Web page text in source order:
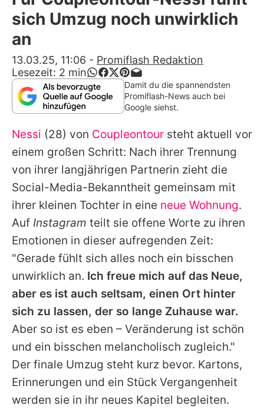
Alle Themen auf Promiflash
App runterladen
Team
Redaktionelle Richtlinien
Impressum
Datenschutzerklärung
Nutzungsbedingungen
Utiq verwalten
sich Umzug noch unwirklich
an
13.03.25, 11:06 - Promiflash Redaktion
Lesezeit: 2 min
Damit du die spannendsten
Promiflash-News auch bei
Google siehst.
Nessi (28) von Coupleontour steht aktuell vor
einem großen Schritt: Nach ihrer Trennung
von ihrer langjährigen Partnerin zieht die
Social-Media-Bekanntheit gemeinsam mit
ihrer kleinen Tochter in eine neue Wohnung.
Auf Instagram teilt sie offene Worte zu ihren
Emotionen in dieser aufregenden Zeit:
"Gerade fühlt sich alles noch ein bisschen
unwirklich an. Ich freue mich auf das Neue,
aber es ist auch seltsam, einen Ort hinter
sich zu lassen, der so lange Zuhause war.
Aber so ist es eben – Veränderung ist schön
und ein bisschen melancholisch zugleich."
Der finale Umzug steht kurz bevor. Kartons,
Erinnerungen und ein Stück Vergangenheit
werden sie in ihr neues Kapitel begleiten.